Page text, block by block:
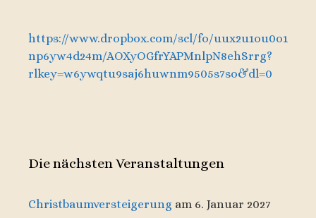
https://www.dropbox.com/scl/fo/uux2u1ou0o1
np6yw4d24m/AOXyOGfrYAPMnlpN8ehSrrg?
rlkey=w6ywqtu9saj6huwnm9505s7so&dl=0
Die nächsten Veranstaltungen
Christbaumversteigerung am 6. Januar 2027